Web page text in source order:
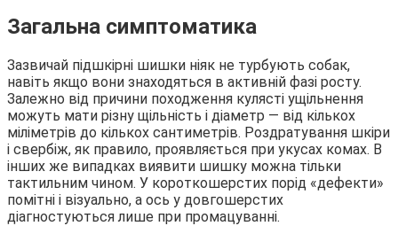
Загальна симптоматика
Зазвичай підшкірні шишки ніяк не турбують собак,
навіть якщо вони знаходяться в активній фазі росту.
Залежно від причини походження кулясті ущільнення
можуть мати різну щільність і діаметр — від кількох
міліметрів до кількох сантиметрів. Роздратування шкіри
і свербіж, як правило, проявляється при укусах комах. В
інших же випадках виявити шишку можна тільки
тактильним чином. У короткошерстих порід «дефекти»
помітні і візуально, а ось у довгошерстих
діагностуються лише при промацуванні.